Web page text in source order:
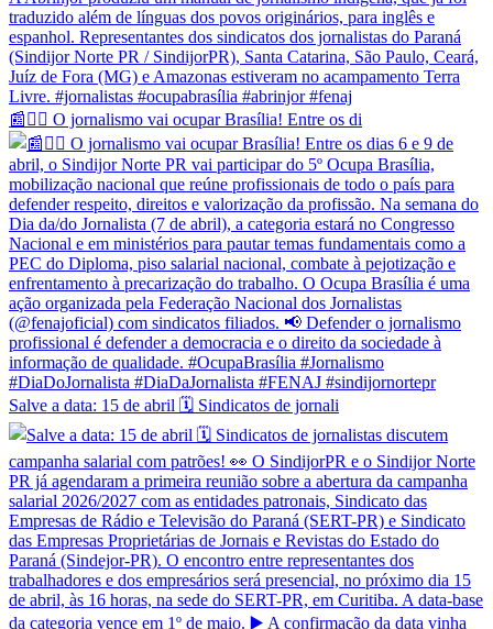
📰✊🏽 O jornalismo vai ocupar Brasília! Entre os di
Salve a data: 15 de abril 🗓️ Sindicatos de jornali